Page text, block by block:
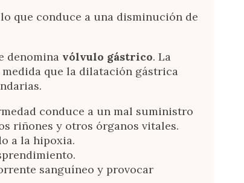
que conduce a una disminución de
denomina vólvulo gástrico. La
que la dilatación gástrica
conduce a un mal suministro
riñones y otros órganos vitales.
a la hipoxia.
sanguíneo y provocar